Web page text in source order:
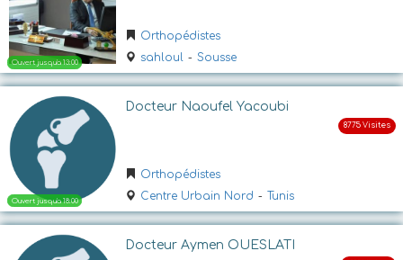
Ouvert
Orthopédistes
sahloul - Sousse
Docteur Naoufel Yacoubi
Orthopédistes
Centre Urbain Nord - Tunis
Docteur Aymen OUESLATI